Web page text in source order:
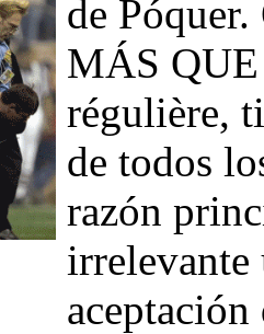
de
MÁS QUE
régulière,
de todos
razón
irrelevante
aceptación